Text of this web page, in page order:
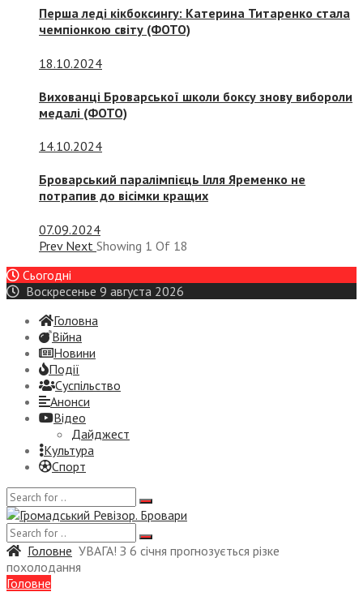
Перша леді кікбоксингу: Катерина Титаренко стала
чемпіонкою світу (ФОТО)
18.10.2024
Вихованці Броварської школи боксу знову вибороли
медалі (ФОТО)
14.10.2024
Броварський паралімпієць Ілля Яременко не
потрапив до вісімки кращих
07.09.2024
Prev Next Showing 1 Of 18
Сьогодні
Воскресенье 9 августа 2026
Головна
Війна
Новини
Події
Суспiльство
Анонси
Відео
Дайджест
Культура
Спорт
Головне УВАГА! З 6 січня прогнозується різке
похолодання
Головне